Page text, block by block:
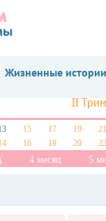
Жизненные истории
II
15 17 19 21
16 18 20 22
4 месяц 5